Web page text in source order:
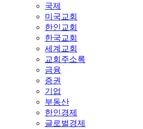
국제
미국교회
한인교회
한국교회
세계교회
교회주소록
금융
증권
기업
부동산
한인경제
글로벌경제